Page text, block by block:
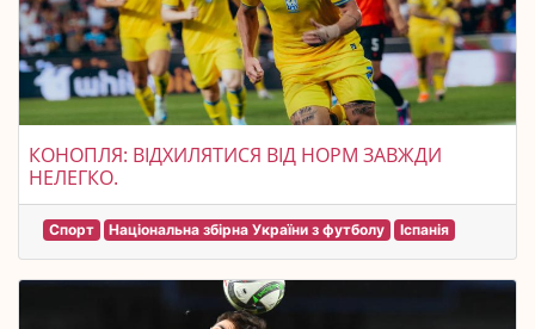
КОНОПЛЯ: ВІДХИЛЯТИСЯ ВІД НОРМ ЗАВЖДИ
НЕЛЕГКО.
Спорт Національна збірна України з футболу Іспанія